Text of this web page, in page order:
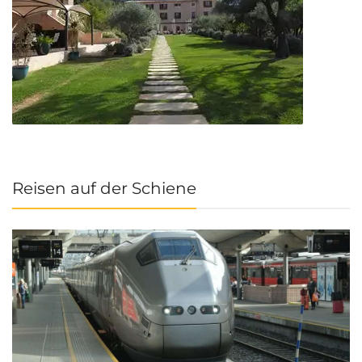
Reisen auf der Schiene